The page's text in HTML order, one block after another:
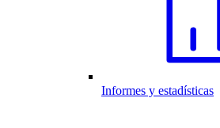
Informes y estadísticas